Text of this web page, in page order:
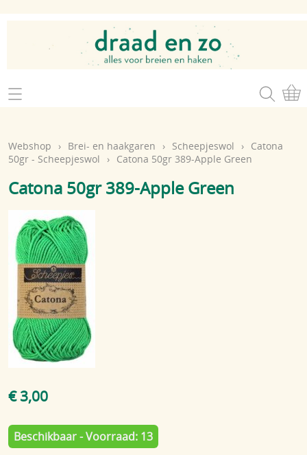
Home
Brei- en haakgaren
Brei- en haakbenodigdheden
Magazines
Cadeaubon
Workshops
Mijn account
Openingsuren
Brei- en haakatelier
Atelier op zondag
Contact
Blog
Webshop › Brei- en haakgaren › Scheepjeswol › Catona
50gr - Scheepjeswol
› Catona 50gr 389-Apple Green
Catona 50gr 389-Apple Green
€ 3,00
Beschikbaar - Voorraad: 13